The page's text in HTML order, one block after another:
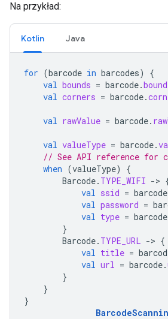
Na przykład:
Kotlin Java
for (barcode in barcodes)
{
val bounds = barcode.
val corners = barcode.
val rawValue = barcode.
val valueType = barcode.
// See API reference for
when (valueType)
{
Barcode. TYPE_WIFI ->
val ssid = barcode
val password =
val type = barcode
}
Barcode. TYPE_URL -> {
val title =
val url = barcode.
}
}
}